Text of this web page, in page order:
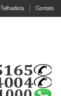
Telhadista Contato